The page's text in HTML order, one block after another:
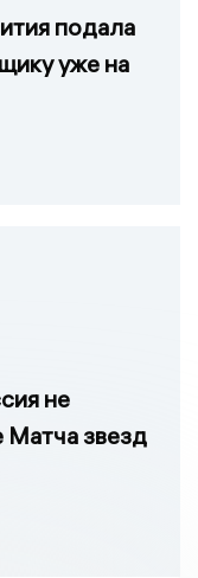
подала
уже на
не
Матча звезд